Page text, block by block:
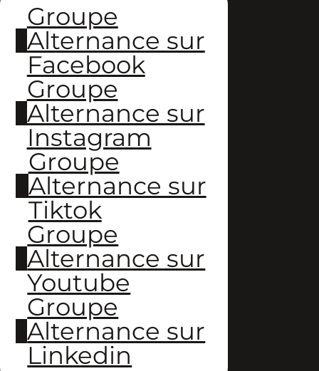
Groupe
Alternance sur
Facebook
Groupe
Alternance sur
Instagram
Groupe
Alternance sur
Tiktok
Groupe
Alternance sur
Youtube
Groupe
Alternance sur
Linkedin